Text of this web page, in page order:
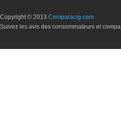
Copyright © 2013 Comparacig.com
Suivez les avis des consommateurs et